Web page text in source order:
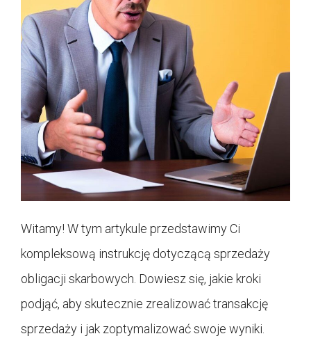
Witamy! W tym artykule przedstawimy Ci
kompleksową instrukcję dotyczącą sprzedaży
obligacji skarbowych. Dowiesz się, jakie kroki
podjąć, aby skutecznie zrealizować transakcję
sprzedaży i jak zoptymalizować swoje wyniki.